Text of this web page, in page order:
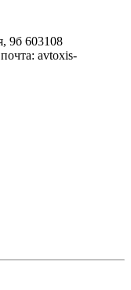
9б 603108
avtoxis-